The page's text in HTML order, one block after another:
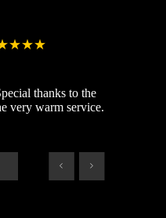
thanks to the
very warm service.
< >